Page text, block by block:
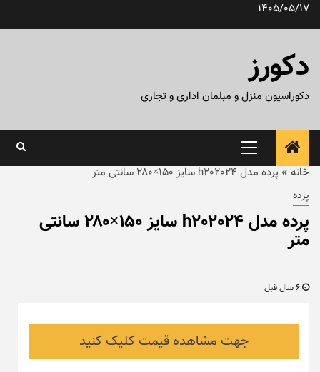
پرش1405/05/17
دکورز
دکوراسیون منزل و مبلمان اداری و تجاری
منوی
اصلی
خانه » پرده مدل h202024 سایز ۱۵۰×۲۸۰ سانتی متر
پرده
پرده مدل h202024 سایز ۱۵۰×۲۸۰ سانتی
متر
جهت مشاهده قیمت کلیک کنید